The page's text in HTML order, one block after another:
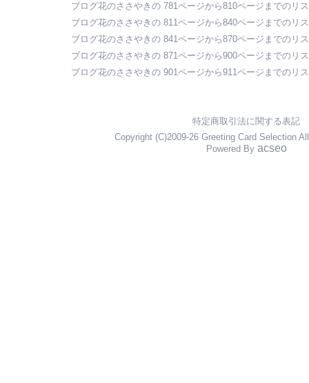
ブログ花のささやきの 781ページから810ページまでのリ
ブログ花のささやきの 811ページから840ページまでのリ
ブログ花のささやきの 841ページから870ページまでのリ
ブログ花のささやきの 871ページから900ページまでのリ
ブログ花のささやきの 901ページから911ページまでのリ
特定商取引法に関する表記
Copyright (C)2009-26 Greeting Card Selection
Powered By acseo